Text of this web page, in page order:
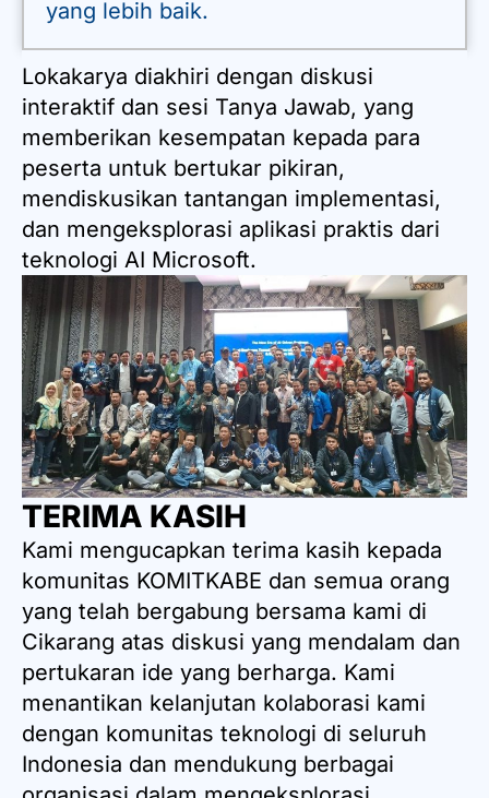
yang lebih baik.
Lokakarya diakhiri dengan diskusi
interaktif dan sesi Tanya Jawab, yang
memberikan kesempatan kepada para
peserta untuk bertukar pikiran,
mendiskusikan tantangan implementasi,
dan mengeksplorasi aplikasi praktis dari
teknologi AI Microsoft.
TERIMA KASIH
Kami mengucapkan terima kasih kepada
komunitas KOMITKABE dan semua orang
yang telah bergabung bersama kami di
Cikarang atas diskusi yang mendalam dan
pertukaran ide yang berharga. Kami
menantikan kelanjutan kolaborasi kami
dengan komunitas teknologi di seluruh
Indonesia dan mendukung berbagai